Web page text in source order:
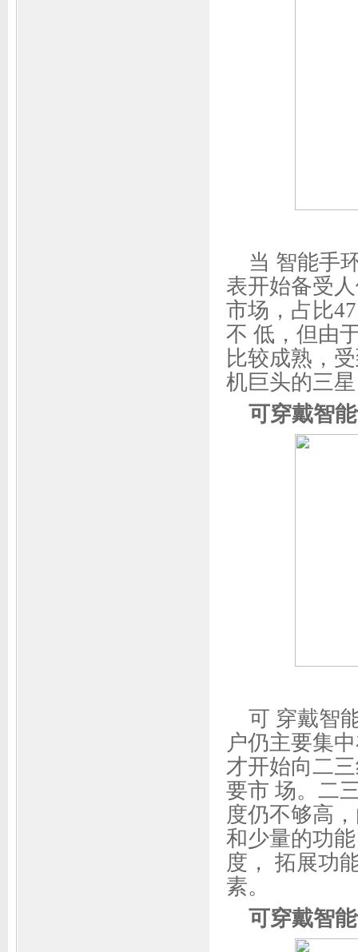
当 智能手
表开始备受
市场，占比
不 低，但由
比较成熟，
机巨头的三
可穿戴智
可 穿戴智
户仍主要集
才开始向二
要市 场。二
度仍不够高
和少量的功
度， 拓展功
素。
可穿戴智